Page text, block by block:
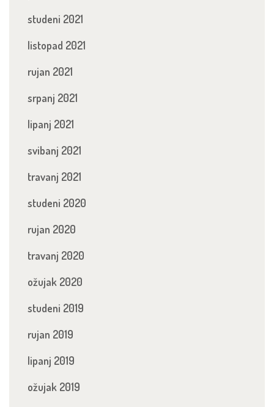
studeni 2021
listopad 2021
rujan 2021
srpanj 2021
lipanj 2021
svibanj 2021
travanj 2021
studeni 2020
rujan 2020
travanj 2020
ožujak 2020
studeni 2019
rujan 2019
lipanj 2019
ožujak 2019